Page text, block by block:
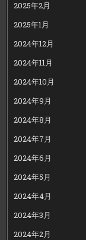
2025年2月
2025年1月
2024年12月
2024年11月
2024年10月
2024年9月
2024年8月
2024年7月
2024年6月
2024年5月
2024年4月
2024年3月
2024年2月